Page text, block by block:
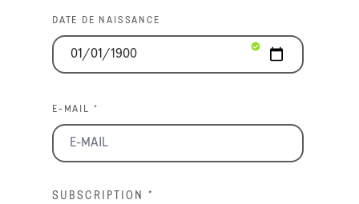
DATE DE NAISSANCE
E-MAIL *
SUBSCRIPTION *